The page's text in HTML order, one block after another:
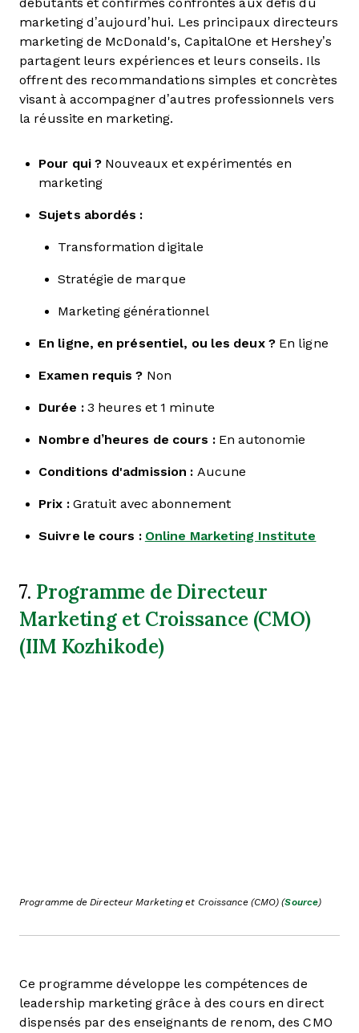
marketing d’aujourd’hui. Les principaux directeurs
marketing de McDonald's, CapitalOne et Hershey’s
partagent leurs expériences et leurs conseils. Ils
offrent des recommandations simples et concrètes
visant à accompagner d’autres professionnels vers
la réussite en marketing.
Pour qui ? Nouveaux et expérimentés en
marketing
Sujets abordés :
Transformation digitale
Stratégie de marque
Marketing générationnel
En ligne, en présentiel, ou les deux ?En ligne
Examen requis ? Non
Durée :3 heures et 1 minute
Nombre d’heures de cours :En autonomie
Conditions d'admission : Aucune
Prix :Gratuit avec abonnement
Suivre le cours : Online Marketing Institute
7. Programme de Directeur
Marketing et Croissance (CMO)
(IIM Kozhikode)
Programme de Directeur Marketing et Croissance (CMO) (Source)
Ce programme développe les compétences de
leadership marketing grâce à des cours en direct
dispensés par des enseignants de renom, des CMO